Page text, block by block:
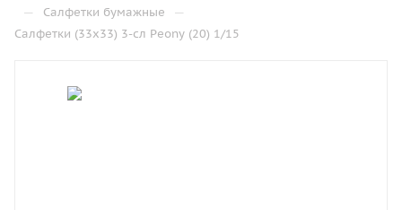
— Салфетки бумажные —
Салфетки (33х33) 3-сл Peony (20) 1/15